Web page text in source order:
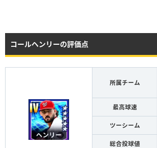
コールヘンリーの評価点
所属チーム
最高球速
ツーシーム
総合投球値